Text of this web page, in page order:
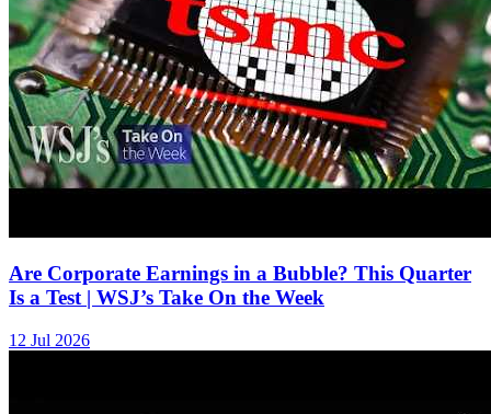
Are Corporate Earnings in a Bubble? This Quarter
Is a Test | WSJ’s Take On the Week
12 Jul 2026